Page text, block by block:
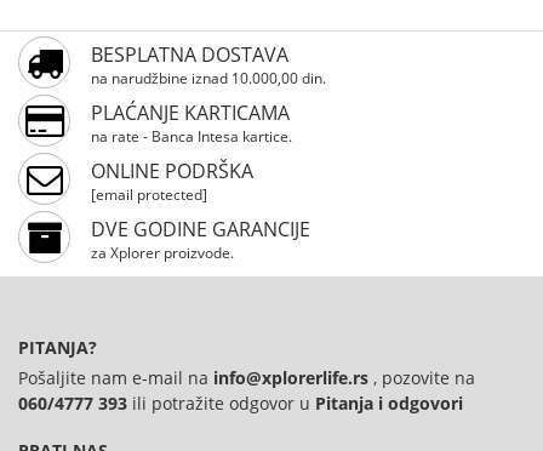
BESPLATNA DOSTAVA
na narudžbine iznad 10.000,00 din.
PLAĆANJE KARTICAMA
na rate - Banca Intesa kartice.
ONLINE PODRŠKA
[email protected]
DVE GODINE GARANCIJE
za Xplorer proizvode.
PITANJA?
Pošaljite nam e-mail na info@xplorerlife.rs , pozovite na
060/4777 393 ili potražite odgovor u Pitanja i odgovori